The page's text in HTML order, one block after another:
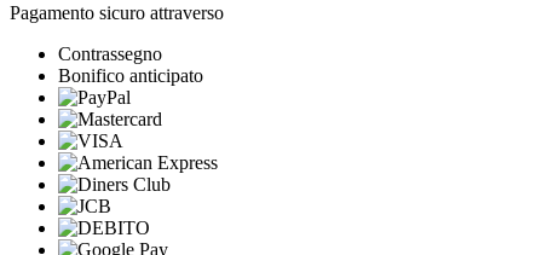
Pagamento sicuro attraverso
Contrassegno
Bonifico anticipato